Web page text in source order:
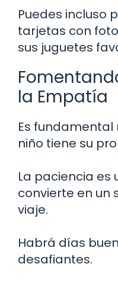
Puedes incluso
tarjetas con
sus juguetes
la Empatía
Es
niño tiene su
La paciencia es
convierte en un
viaje.
Habrá días
desafiantes.